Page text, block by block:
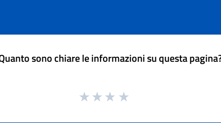
sono chiare le informazioni su questa